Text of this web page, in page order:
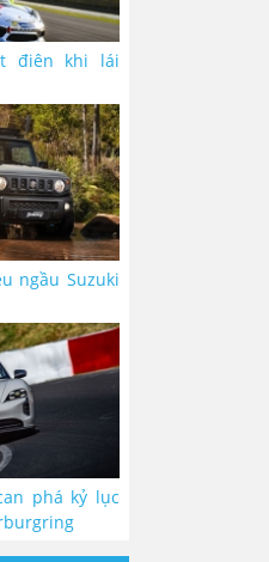
điên khi lái
ngầu Suzuki
phá kỷ lục